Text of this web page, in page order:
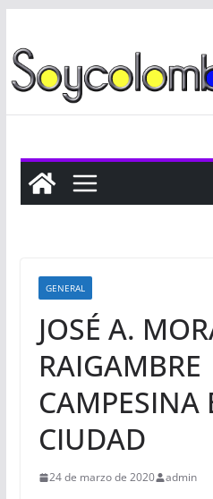
al
contenido
GENERAL
JOSÉ A.
RAIGAMBRE
CAMPESINA
CIUDAD
24 de marzo de 2020 admin